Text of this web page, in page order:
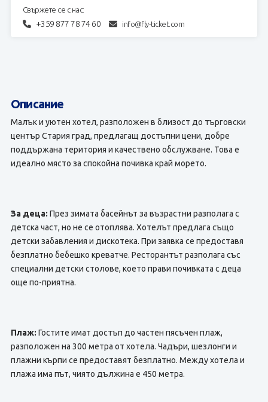
Свържете се с нас:
+359 877 78 74 60 info@fly-ticket.com
Описание
Малък и уютен хотел, разположен в близост до търговски
център Стария град, предлагащ достъпни цени, добре
поддържана територия и качествено обслужване. Това е
идеално място за спокойна почивка край морето.
За деца: През зимата басейнът за възрастни разполага с
детска част, но не се отоплява. Хотелът предлага също
детски забавления и дискотека. При заявка се предоставя
безплатно бебешко креватче. Ресторантът разполага със
специални детски столове, което прави почивката с деца
още по-приятна.
Плаж: Гостите имат достъп до частен пясъчен плаж,
разположен на 300 метра от хотела. Чадъри, шезлонги и
плажни кърпи се предоставят безплатно. Между хотела и
плажа има път, чиято дължина е 450 метра.